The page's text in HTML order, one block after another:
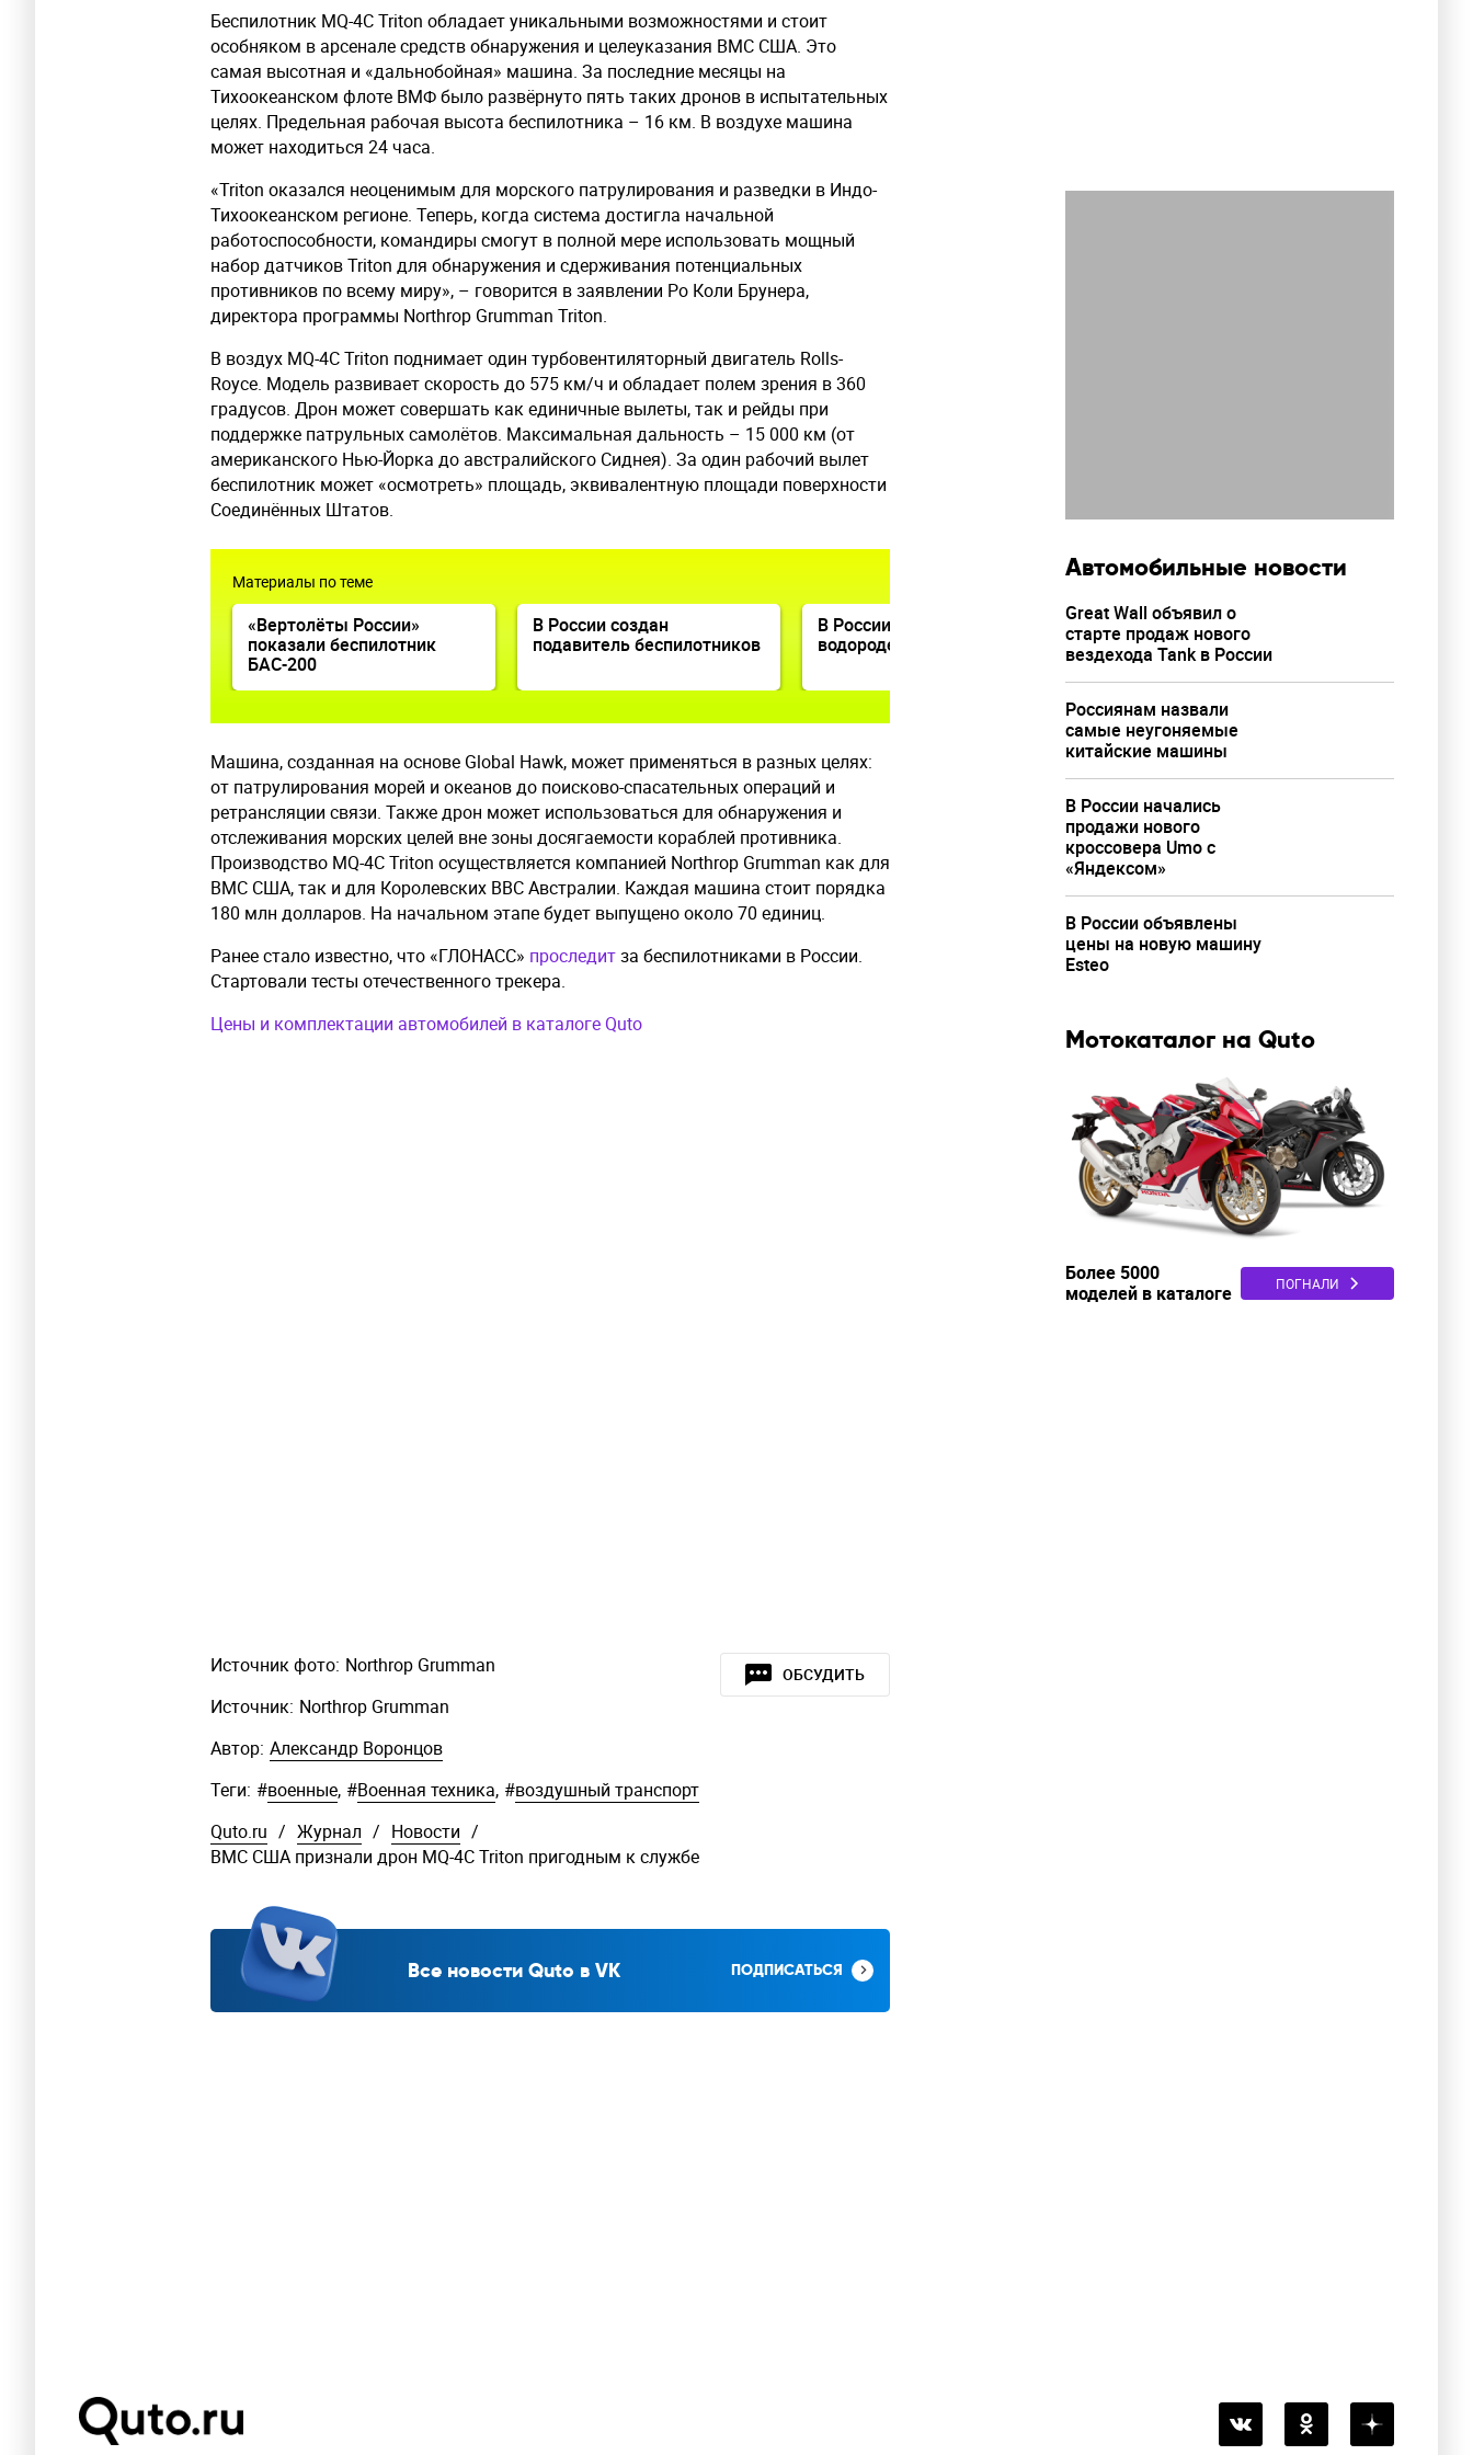
Беспилотник MQ-4C Triton обладает уникальными возможностями и стоит
особняком в арсенале средств обнаружения и целеуказания ВМС США. Это
самая высотная и «дальнобойная» машина. За последние месяцы на
Тихоокеанском флоте ВМФ было развёрнуто пять таких дронов в испытательных
целях. Предельная рабочая высота беспилотника – 16 км. В воздухе машина
может находиться 24 часа.
«Triton оказался неоценимым для морского патрулирования и разведки в Индо-
Тихоокеанском регионе. Теперь, когда система достигла начальной
работоспособности, командиры смогут в полной мере использовать мощный
набор датчиков Triton для обнаружения и сдерживания потенциальных
противников по всему миру», – говорится в заявлении Ро Коли Брунера,
директора программы Northrop Grumman Triton.
В воздух MQ-4C Triton поднимает один турбовентиляторный двигатель Rolls-
Royce. Модель развивает скорость до 575 км/ч и обладает полем зрения в 360
градусов. Дрон может совершать как единичные вылеты, так и рейды при
поддержке патрульных самолётов. Максимальная дальность – 15 000 км (от
американского Нью-Йорка до австралийского Сиднея). За один рабочий вылет
беспилотник может «осмотреть» площадь, эквивалентную площади поверхности
Соединённых Штатов.
Материалы по теме
«Вертолёты России»
показали беспилотник
БАС-200
В России создан
подавитель беспилотников
В России испытали дрон на
водороде
Машина, созданная на основе Global Hawk, может применяться в разных целях:
от патрулирования морей и океанов до поисково-спасательных операций и
ретрансляции связи. Также дрон может использоваться для обнаружения и
отслеживания морских целей вне зоны досягаемости кораблей противника.
Производство MQ-4C Triton осуществляется компанией Northrop Grumman как для
ВМС США, так и для Королевских ВВС Австралии. Каждая машина стоит порядка
180 млн долларов. На начальном этапе будет выпущено около 70 единиц.
Ранее стало известно, что «ГЛОНАСС» проследитза беспилотниками в России.
Стартовали тесты отечественного трекера.
Цены и комплектации автомобилей в каталоге Quto
ОБСУДИТЬ
Источник фото: Northrop Grumman
Источник: Northrop Grumman
Автор: Александр Воронцов
Теги: #военные, #Военная техника, #воздушный транспорт
Quto.ru / Журнал / Новости /
ВМС США признали дрон MQ-4C Triton пригодным к службе
Все новости Quto в VK ПОДПИСАТЬСЯ
Автомобильные новости
Great Wall объявил о
старте продаж нового
вездехода Tank в России
Россиянам назвали
самые неугоняемые
китайские машины
В России начались
продажи нового
кроссовера Umo с
«Яндексом»
В России объявлены
цены на новую машину
Esteo
Мотокаталог на Quto
Более 5000
моделей в каталоге
ПОГНАЛИ